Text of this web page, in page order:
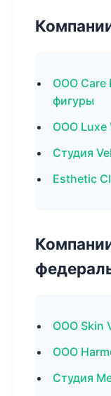
ООО Care
фигуры
ООО Luxe
Студия
Esthetic
ООО Skin
ООО
Студия